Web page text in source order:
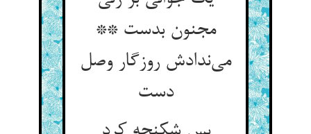
مجنون بدست **
می‌ندادش روزگار وصل
دست